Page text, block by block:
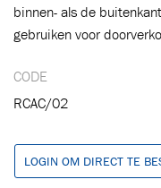
binnen- als de
gebruiken voor
CODE
RCAC/02
LOGIN OM DIRECT TE